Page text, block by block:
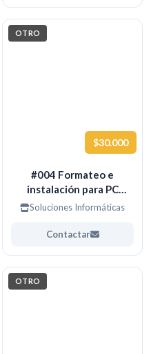
OTRO
$30.000
#004 Formateo e
instalación para PC
ANTIGUOS
Soluciones Informáticas
Contactar
OTRO